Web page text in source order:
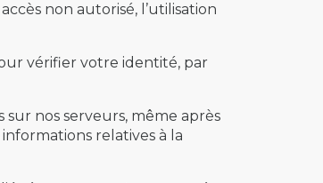
non autorisé, l’utilisation
vérifier votre identité, par
nos serveurs, même après
relatives à la